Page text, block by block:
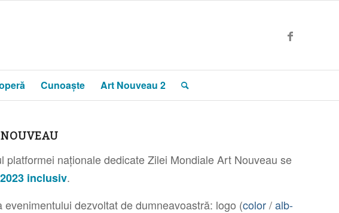
Cunoaște Art Nouveau 2
platformei naționale dedicate Zilei Mondiale Art Nouveau se
inclusiv.
dezvoltat de dumneavoastră: logo (color/alb-